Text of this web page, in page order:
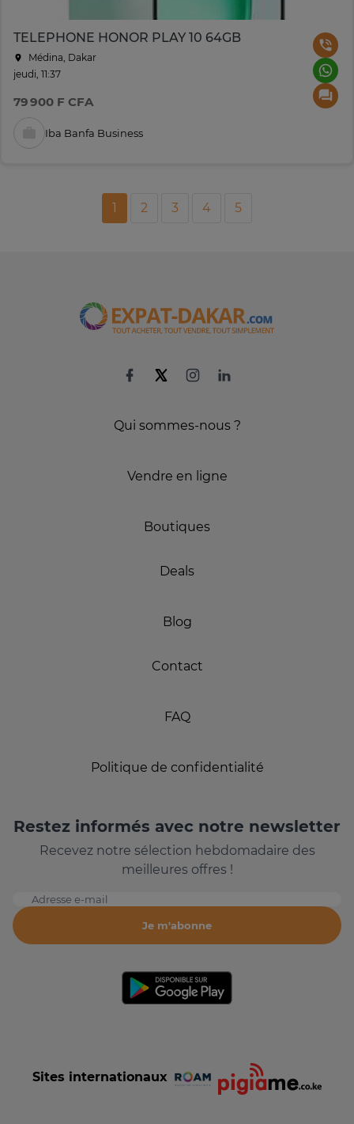
TELEPHONE HONOR PLAY 10 64GB
Médina, Dakar
jeudi, 11:37
79 900 F CFA
Iba Banfa Business
1 2 3 4 5
Qui sommes-nous ?
Vendre en ligne
Boutiques
Deals
Blog
Contact
FAQ
Politique de confidentialité
Restez informés avec notre newsletter
Recevez notre sélection hebdomadaire des
meilleures offres !
Adresse e-mail
Je m'abonne
Sites internationaux